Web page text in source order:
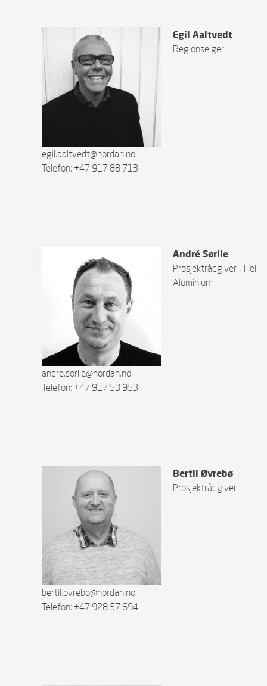
Egil Aaltvedt
Regionselger
egil.aaltvedt@nordan.no
Telefon: +47 917 88 713
André Sørlie
Prosjektrådgiver – Hel
Aluminium
andre.sorlie@nordan.no
Telefon: +47 917 53 953
Bertil Øvrebø
Prosjektrådgiver
bertil.ovrebo@nordan.no
Telefon: +47 928 57 694